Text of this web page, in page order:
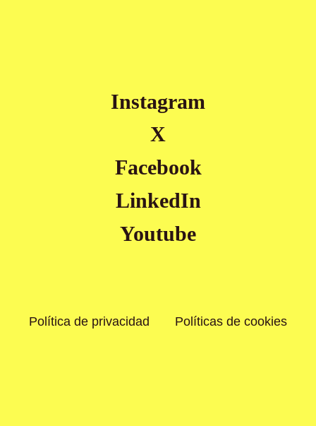
Instagram
X
Facebook
LinkedIn
Youtube
Política de privacidad Políticas de cookies